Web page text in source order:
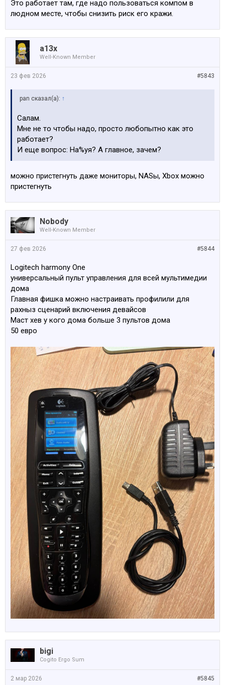
Это работает там, где надо пользоваться компом в
людном месте, чтобы снизить риск его кражи.
a13x
Well-Known Member
#5843
23 фев 2026
pan сказал(а): ↑
Салам.
Мне не то чтобы надо, просто любопытно как это
работает?
И еще вопрос: На%уя? А главное, зачем?
можно пристегнуть даже мониторы, NASы, Xbox можно
пристегнуть
Nobody
Well-Known Member
#5844
27 фев 2026
Logitech harmony One
универсальный пульт управления для всей мультимедии
дома
Главная фишка можно настраивать профилили для
рахныз сценарий включения девайсов
Маст хев у кого дома больше 3 пультов дома
50 евро
bigi
Cogito Ergo Sum
#5845
2 мар 2026